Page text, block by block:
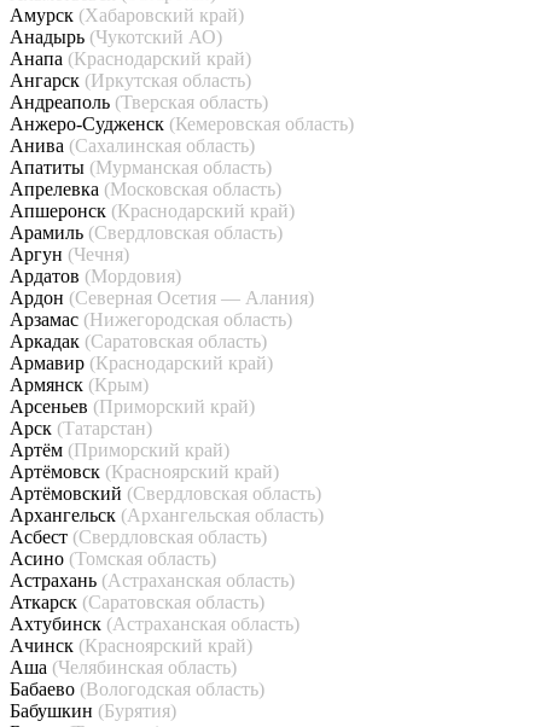
Амурск (Хабаровский край)
Анадырь (Чукотский АО)
Анапа (Краснодарский край)
Ангарск (Иркутская область)
Андреаполь (Тверская область)
Анжеро-Судженск (Кемеровская область)
Анива (Сахалинская область)
Апатиты (Мурманская область)
Апрелевка (Московская область)
Апшеронск (Краснодарский край)
Арамиль (Свердловская область)
Аргун (Чечня)
Ардатов (Мордовия)
Ардон (Северная Осетия — Алания)
Арзамас (Нижегородская область)
Аркадак (Саратовская область)
Армавир (Краснодарский край)
Армянск (Крым)
Арсеньев (Приморский край)
Арск (Татарстан)
Артём (Приморский край)
Артёмовск (Красноярский край)
Артёмовский (Свердловская область)
Архангельск (Архангельская область)
Асбест (Свердловская область)
Асино (Томская область)
Астрахань (Астраханская область)
Аткарск (Саратовская область)
Ахтубинск (Астраханская область)
Ачинск (Красноярский край)
Аша (Челябинская область)
Бабаево (Вологодская область)
Бабушкин (Бурятия)